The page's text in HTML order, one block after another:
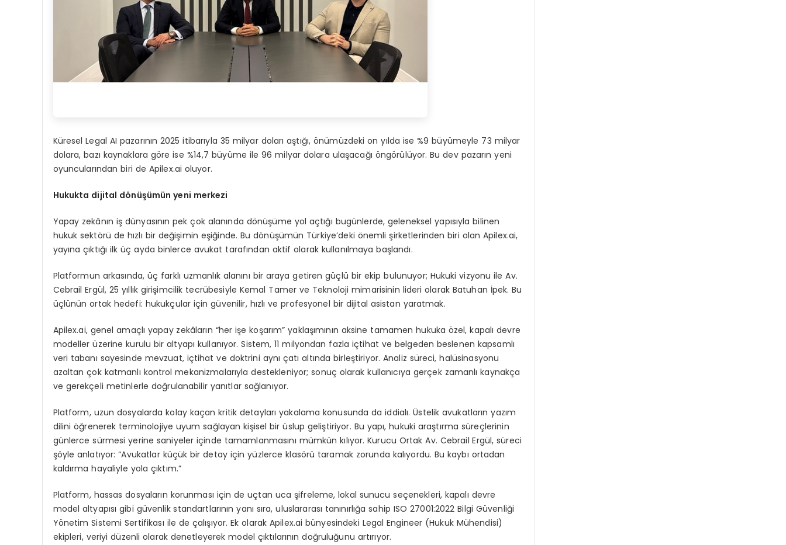
Küresel Legal AI pazarının 2025 itibarıyla 35 milyar doları aştığı, önümüzdeki on yılda ise %9 büyümeyle 73 milyar
dolara, bazı kaynaklara göre ise %14,7 büyüme ile 96 milyar dolara ulaşacağı öngörülüyor. Bu dev pazarın yeni
oyuncularından biri de Apilex.ai oluyor.
Hukukta dijital dönüşümün yeni merkezi
Yapay zekânın iş dünyasının pek çok alanında dönüşüme yol açtığı bugünlerde, geleneksel yapısıyla bilinen
hukuk sektörü de hızlı bir değişimin eşiğinde. Bu dönüşümün Türkiye’deki önemli şirketlerinden biri olan Apilex.ai,
yayına çıktığı ilk üç ayda binlerce avukat tarafından aktif olarak kullanılmaya başlandı.
Platformun arkasında, üç farklı uzmanlık alanını bir araya getiren güçlü bir ekip bulunuyor; Hukuki vizyonu ile Av.
Cebrail Ergül, 25 yıllık girişimcilik tecrübesiyle Kemal Tamer ve Teknoloji mimarisinin lideri olarak Batuhan İpek. Bu
üçlünün ortak hedefi: hukukçular için güvenilir, hızlı ve profesyonel bir dijital asistan yaratmak.
Apilex.ai, genel amaçlı yapay zekâların “her işe koşarım” yaklaşımının aksine tamamen hukuka özel, kapalı devre
modeller üzerine kurulu bir altyapı kullanıyor. Sistem, 11 milyondan fazla içtihat ve belgeden beslenen kapsamlı
veri tabanı sayesinde mevzuat, içtihat ve doktrini aynı çatı altında birleştiriyor. Analiz süreci, halüsinasyonu
azaltan çok katmanlı kontrol mekanizmalarıyla destekleniyor; sonuç olarak kullanıcıya gerçek zamanlı kaynakça
ve gerekçeli metinlerle doğrulanabilir yanıtlar sağlanıyor.
Platform, uzun dosyalarda kolay kaçan kritik detayları yakalama konusunda da iddialı. Üstelik avukatların yazım
dilini öğrenerek terminolojiye uyum sağlayan kişisel bir üslup geliştiriyor. Bu yapı, hukuki araştırma süreçlerinin
günlerce sürmesi yerine saniyeler içinde tamamlanmasını mümkün kılıyor. Kurucu Ortak Av. Cebrail Ergül, süreci
şöyle anlatıyor: “Avukatlar küçük bir detay için yüzlerce klasörü taramak zorunda kalıyordu. Bu kaybı ortadan
kaldırma hayaliyle yola çıktım.”
Platform, hassas dosyaların korunması için de uçtan uca şifreleme, lokal sunucu seçenekleri, kapalı devre
model altyapısı gibi güvenlik standartlarının yanı sıra, uluslararası tanınırlığa sahip ISO 27001:2022 Bilgi Güvenliği
Yönetim Sistemi Sertifikası ile de çalışıyor. Ek olarak Apilex.ai bünyesindeki Legal Engineer (Hukuk Mühendisi)
ekipleri, veriyi düzenli olarak denetleyerek model çıktılarının doğruluğunu artırıyor.